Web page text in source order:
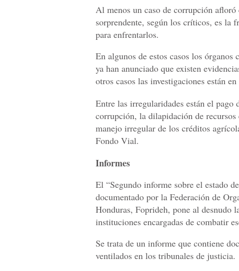
Al menos un caso de corrupción
sorprendente, según los críticos, es la
para enfrentarlos.
En algunos de estos casos los
ya han anunciado que existen
otros casos las investigaciones están en
Entre las irregularidades están el pago
corrupción, la dilapidación de
manejo irregular de los créditos
Fondo Vial.
Informes
El “Segundo informe sobre el estado
documentado por la Federación de
Honduras, Foprideh, pone al desnudo
instituciones encargadas de combatir
Se trata de un informe que contiene
ventilados en los tribunales de justicia.